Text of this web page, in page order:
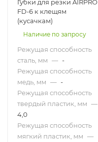
Губки для резки AIRPRO
FD-6 к клещям
(кусачкам)
Наличие по запросу
Режущая способность
сталь, мм — -
Режущая способность
медь, мм — -
Режущая способность
твердый пластик, мм —
4,0
Режущая способность
мягкий пластик, мм —